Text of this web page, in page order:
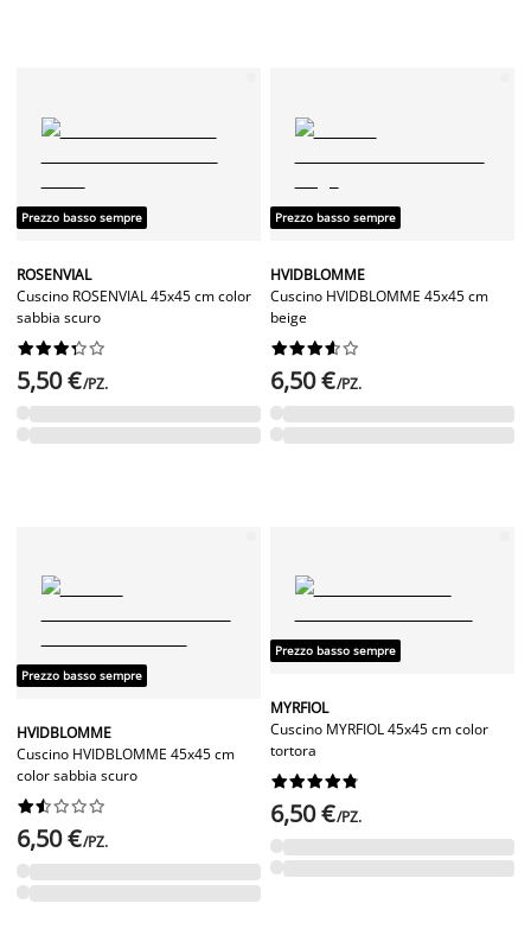
Prezzo basso sempre
ROSENVIAL
Cuscino ROSENVIAL 45x45 cm color
sabbia scuro






5,50 €/PZ.
Prezzo basso sempre
HVIDBLOMME
Cuscino HVIDBLOMME 45x45 cm
beige






6,50 €/PZ.
Prezzo basso sempre
HVIDBLOMME
Cuscino HVIDBLOMME 45x45 cm
color sabbia scuro






6,50 €/PZ.
Prezzo basso sempre
MYRFIOL
Cuscino MYRFIOL 45x45 cm color
tortora






6,50 €/PZ.